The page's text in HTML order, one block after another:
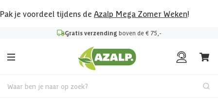
Pak je voordeel tijdens de Azalp Mega Zomer Weken!
Gratis verzending boven de € 75,-
Waar ben je naar op zoek?